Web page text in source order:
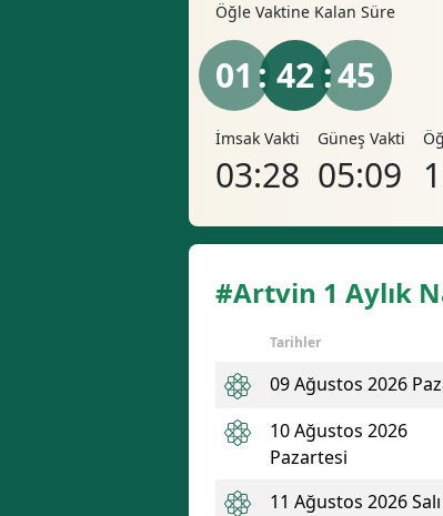
Öğle Vaktine Kalan Süre
01 : 42 :44
İmsak Vakti
03:28
Güneş Vakti
05:09
#Artvin 1 Aylık
Tarihler
09 Ağustos 2026
10 Ağustos 2026
Pazartesi
11 Ağustos 2026 Salı